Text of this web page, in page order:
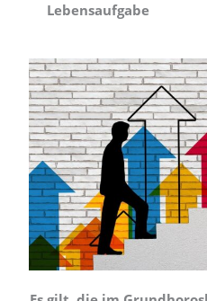
Lebensaufgabe